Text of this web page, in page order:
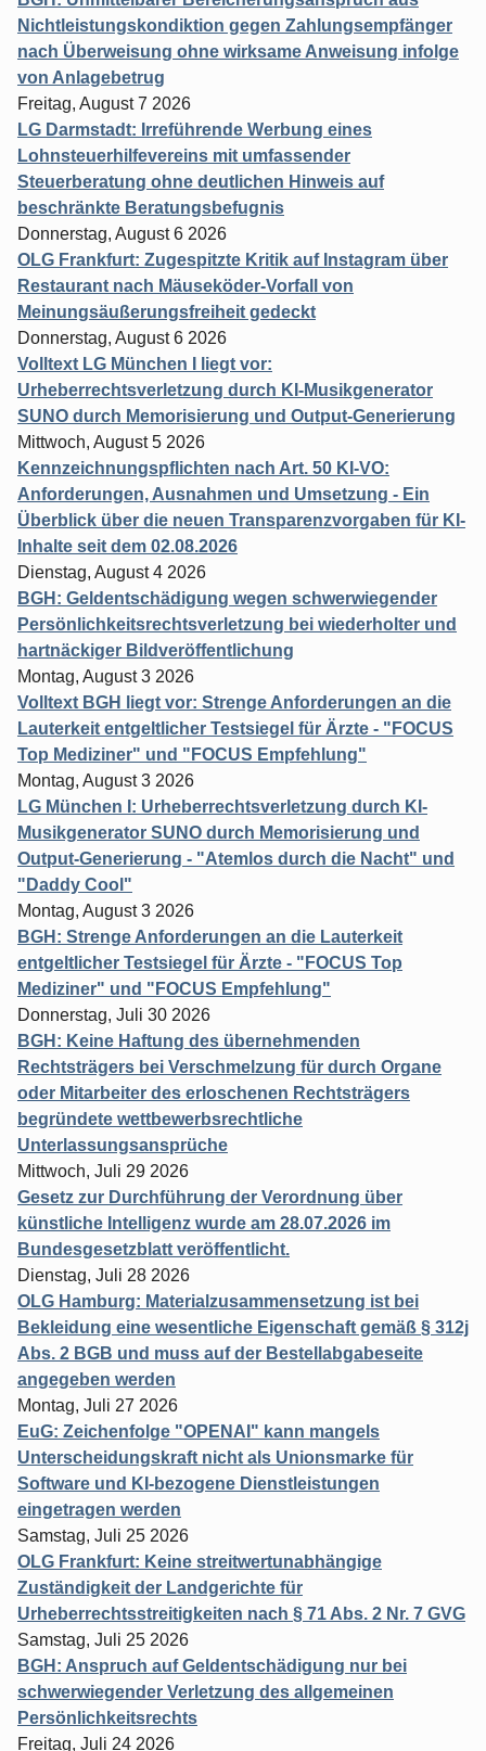
Nichtleistungskondiktion gegen Zahlungsempfänger
nach Überweisung ohne wirksame Anweisung infolge
von Anlagebetrug
Freitag, August 7 2026
LG Darmstadt: Irreführende Werbung eines
Lohnsteuerhilfevereins mit umfassender
Steuerberatung ohne deutlichen Hinweis auf
beschränkte Beratungsbefugnis
Donnerstag, August 6 2026
OLG Frankfurt: Zugespitzte Kritik auf Instagram über
Restaurant nach Mäuseköder-Vorfall von
Meinungsäußerungsfreiheit gedeckt
Donnerstag, August 6 2026
Volltext LG München I liegt vor:
Urheberrechtsverletzung durch KI-Musikgenerator
SUNO durch Memorisierung und Output-Generierung
Mittwoch, August 5 2026
Kennzeichnungspflichten nach Art. 50 KI-VO:
Anforderungen, Ausnahmen und Umsetzung - Ein
Überblick über die neuen Transparenzvorgaben für KI-
Inhalte seit dem 02.08.2026
Dienstag, August 4 2026
BGH: Geldentschädigung wegen schwerwiegender
Persönlichkeitsrechtsverletzung bei wiederholter und
hartnäckiger Bildveröffentlichung
Montag, August 3 2026
Volltext BGH liegt vor: Strenge Anforderungen an die
Lauterkeit entgeltlicher Testsiegel für Ärzte - "FOCUS
Top Mediziner" und "FOCUS Empfehlung"
Montag, August 3 2026
LG München I: Urheberrechtsverletzung durch KI-
Musikgenerator SUNO durch Memorisierung und
Output-Generierung - "Atemlos durch die Nacht" und
"Daddy Cool"
Montag, August 3 2026
BGH: Strenge Anforderungen an die Lauterkeit
entgeltlicher Testsiegel für Ärzte - "FOCUS Top
Mediziner" und "FOCUS Empfehlung"
Donnerstag, Juli 30 2026
BGH: Keine Haftung des übernehmenden
Rechtsträgers bei Verschmelzung für durch Organe
oder Mitarbeiter des erloschenen Rechtsträgers
begründete wettbewerbsrechtliche
Unterlassungsansprüche
Mittwoch, Juli 29 2026
Gesetz zur Durchführung der Verordnung über
künstliche Intelligenz wurde am 28.07.2026 im
Bundesgesetzblatt veröffentlicht.
Dienstag, Juli 28 2026
OLG Hamburg: Materialzusammensetzung ist bei
Bekleidung eine wesentliche Eigenschaft gemäß § 312j
Abs. 2 BGB und muss auf der Bestellabgabeseite
angegeben werden
Montag, Juli 27 2026
EuG: Zeichenfolge "OPENAI" kann mangels
Unterscheidungskraft nicht als Unionsmarke für
Software und KI-bezogene Dienstleistungen
eingetragen werden
Samstag, Juli 25 2026
OLG Frankfurt: Keine streitwertunabhängige
Zuständigkeit der Landgerichte für
Urheberrechtsstreitigkeiten nach § 71 Abs. 2 Nr. 7 GVG
Samstag, Juli 25 2026
BGH: Anspruch auf Geldentschädigung nur bei
schwerwiegender Verletzung des allgemeinen
Persönlichkeitsrechts
Freitag, Juli 24 2026